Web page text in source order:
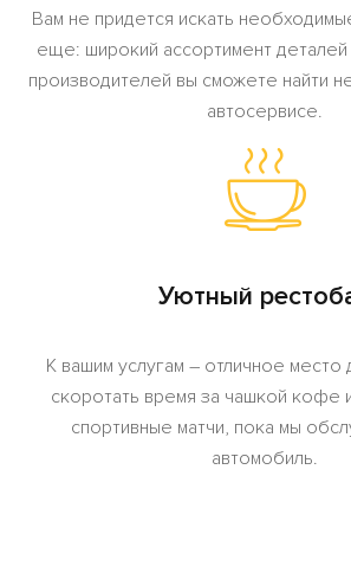
Вам не придется искать
еще: широкий ассортимент
производителей вы сможете найти
автосервисе.
Уютный
К вашим услугам – отличное место
скоротать время за чашкой кофе
спортивные матчи, пока мы
автомобиль.